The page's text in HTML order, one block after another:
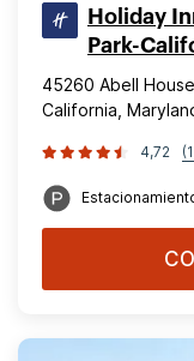
Holiday
Park-
45260 Abell
California,
4,72